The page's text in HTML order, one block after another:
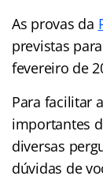
As provas da
previstas
fevereiro de
Para facilitar
importantes
diversas
dúvidas de